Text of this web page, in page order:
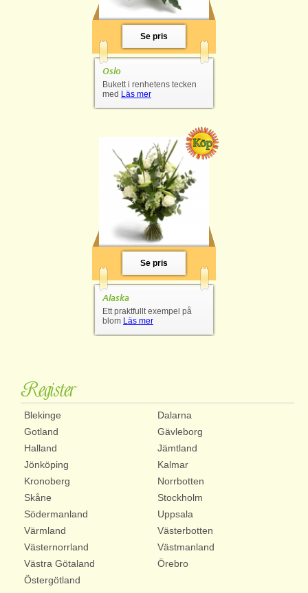
Se pris
Oslo
Bukett i renhetens tecken
med Läs mer
Se pris
Alaska
Ett praktfullt exempel på
blom Läs mer
Register
Blekinge
Dalarna
Gotland
Gävleborg
Halland
Jämtland
Jönköping
Kalmar
Kronoberg
Norrbotten
Skåne
Stockholm
Södermanland
Uppsala
Värmland
Västerbotten
Västernorrland
Västmanland
Västra Götaland
Örebro
Östergötland